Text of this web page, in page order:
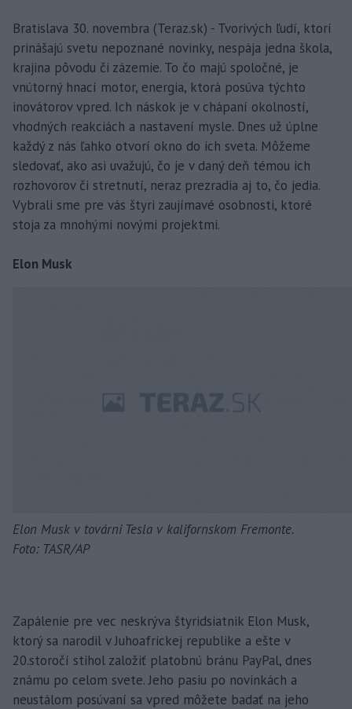
Bratislava 30. novembra (Teraz.sk) - Tvorivých ľudí, ktorí
prinášajú svetu nepoznané novinky, nespája jedna škola,
krajina pôvodu či zázemie. To čo majú spoločné, je
vnútorný hnací motor, energia, ktorá posúva týchto
inovátorov vpred. Ich náskok je v chápaní okolností,
vhodných reakciách a nastavení mysle. Dnes už úplne
každý z nás ľahko otvorí okno do ich sveta. Môžeme
sledovať, ako asi uvažujú, čo je v daný deň témou ich
rozhovorov či stretnutí, neraz prezradia aj to, čo jedia.
Vybrali sme pre vás štyri zaujímavé osobnosti, ktoré
stoja za mnohými novými projektmi.
Elon Musk
Elon Musk v továrni Tesla v kalifornskom Fremonte.
Foto: TASR/AP
Zapálenie pre vec neskrýva štyridsiatnik Elon Musk,
ktorý sa narodil v Juhoafrickej republike a ešte v
20.storočí stihol založiť platobnú bránu PayPal, dnes
známu po celom svete. Jeho pasiu po novinkách a
neustálom posúvaní sa vpred môžete badať na jeho